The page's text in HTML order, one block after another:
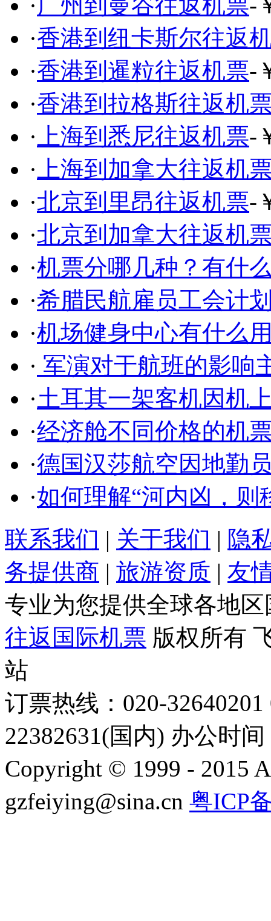
·广州到曼谷往返机票-
·香港到纽卡斯尔往返
·香港到暹粒往返机票-
·香港到拉格斯往返机
· 上海到悉尼往返机票-
· 上海到加拿大往返机
·北京到里昂往返机票-
·北京到加拿大往返机
·机票分哪几种？有什
·希腊民航雇员工会计
·机场健身中心有什么
· 军演对于航班的影响
·土耳其一架客机因机
·经济舱不同价格的机
·德国汉莎航空因地勤
·如何理解“河内凶，则
联系我们 | 关于我们 | 隐
务提供商 | 旅游资质 | 友
专业为您提供全球各地
往返国际机票 版权所有
站
订票热线：020-
22382631(国内) 办公时
Copyright © 1999 - 2015
gzfeiying@sina.cn 粤ICP